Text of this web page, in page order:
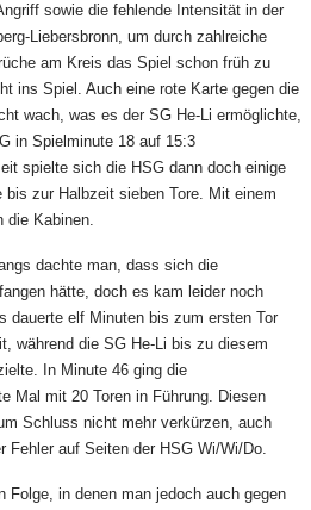
sowie die fehlende Intensität in der
Liebersbronn, um durch zahlreiche
am Kreis das Spiel schon früh zu
ins Spiel. Auch eine rote Karte gegen die
wach, was es der SG He-Li ermöglichte,
in Spielminute 18 auf 15:3
spielte sich die HSG dann doch einige
bis zur Halbzeit sieben Tore. Mit einem
die Kabinen.
dachte man, dass sich die
hätte, doch es kam leider noch
dauerte elf Minuten bis zum ersten Tor
während die SG He-Li bis zu diesem
In Minute 46 ging die
Mal mit 20 Toren in Führung. Diesen
Schluss nicht mehr verkürzen, auch
Fehler auf Seiten der HSG Wi/Wi/Do.
Folge, in denen man jedoch auch gegen